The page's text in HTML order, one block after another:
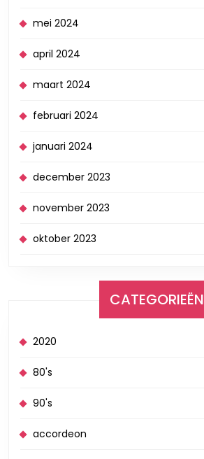
mei 2024
april 2024
maart 2024
februari 2024
januari 2024
december 2023
november 2023
oktober 2023
CATEGORIEËN
2020
80's
90's
accordeon